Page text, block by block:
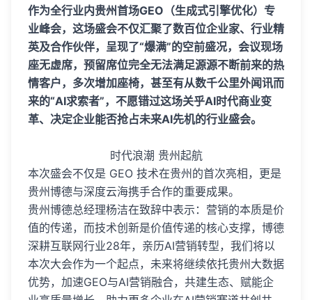
作为全行业内贵州首场GEO（生成式引擎优化）专
业峰会，这场盛会不仅汇聚了数百位企业家、行业精
英及合作伙伴，呈现了“爆满”的空前盛况，会议现场
座无虚席，预留席位完全无法满足源源不断前来的热
情客户，多次增加座椅，甚至有从数千公里外闻讯而
来的“AI求索者”，不愿错过这场关乎AI时代商业变
革、决定企业能否抢占未来AI先机的行业盛会。
时代浪潮 贵州起航
本次盛会不仅是 GEO 技术在贵州的首次亮相，更是
贵州博德与深度云海携手合作的重要成果。
贵州博德总经理杨洁在致辞中表示：营销的本质是价
值的传递，而技术创新是价值传递的核心支撑，博德
深耕互联网行业28年，亲历AI营销转型，我们将以
本次大会作为一个起点，未来将继续依托贵州大数据
优势，加速GEO与AI营销融合，共建生态、赋能企